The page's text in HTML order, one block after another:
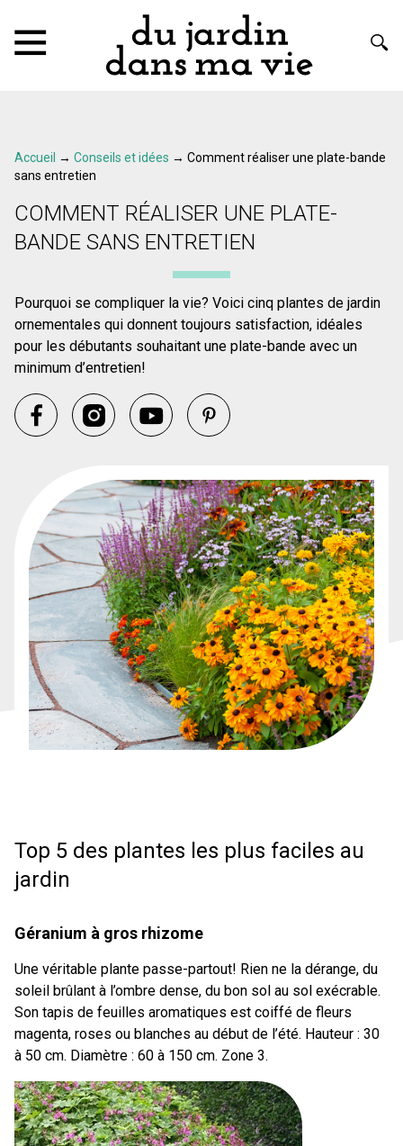
Accueil → Conseils et idées → Comment réaliser une plate-bande
sans entretien
COMMENT RÉALISER UNE PLATE-
BANDE SANS ENTRETIEN
Pourquoi se compliquer la vie? Voici cinq plantes de jardin
ornementales qui donnent toujours satisfaction, idéales
pour les débutants souhaitant une plate-bande avec un
minimum d’entretien!
Top 5 des plantes les plus faciles au
jardin
Géranium à gros rhizome
Une véritable plante passe-partout! Rien ne la dérange, du
soleil brûlant à l’ombre dense, du bon sol au sol exécrable.
Son tapis de feuilles aromatiques est coiffé de fleurs
magenta, roses ou blanches au début de l’été. Hauteur : 30
à 50 cm. Diamètre : 60 à 150 cm. Zone 3.